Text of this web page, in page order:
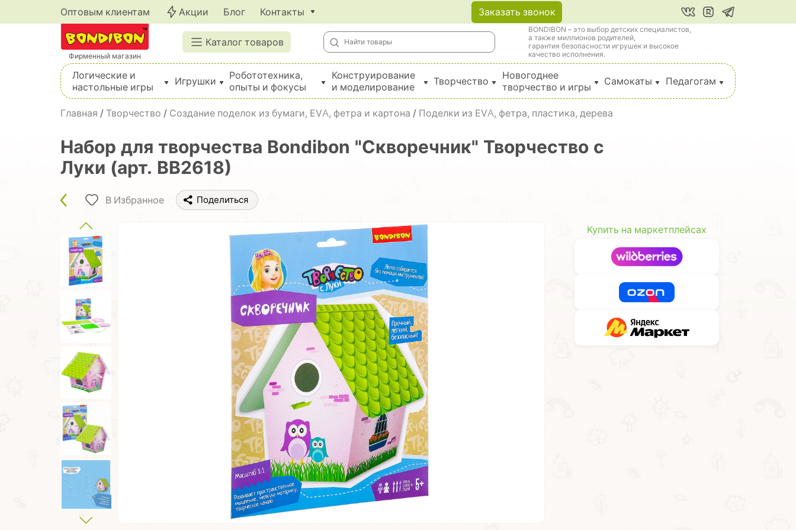
Оптовым клиентам Акции Блог Контакты Заказать звонок
Фирменный магазин
Каталог товаров
BONDIBON – это выбор детских специалистов,
а также миллионов родителей,
гарантия безопасности игрушек и высокое
качество исполнения.
Логические и
настольные игры
Игрушки
Робототехника,
опыты и фокусы
Конструирование
и моделирование
Творчество
Новогоднее
творчество и игры
Самокаты Педагогам
Главная / Творчество / Создание поделок из бумаги, EVA, фетра и картона / Поделки из EVA, фетра, пластика, дерева
Набор для творчества Bondibon "Скворечник" Творчество с
Луки (арт. ВВ2618)
В Избранное Поделиться
Купить на маркетплейсах